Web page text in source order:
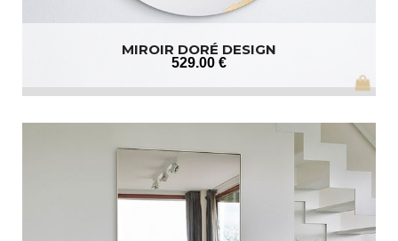
MIROIR DORÉ DESIGN
529.00 €